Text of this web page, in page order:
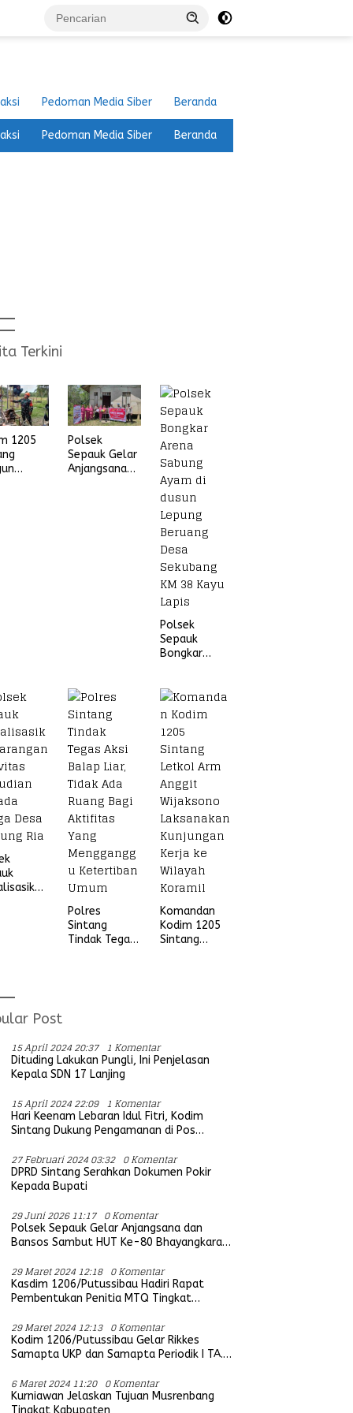
Pedoman Media Siber Beranda
Pedoman Media Siber Beranda
Terkini
1205
Polsek
Sepauk Gelar
Anjangsana
Polsek
Sepauk
Bongkar
dusun Lepung
Beruang Desa
38 Kayu Lapis
Polres
Sintang
Tindak Tegas
Umum
Komandan
Kodim 1205
Sintang
Koramil
Post
15 April 2024 20:37 1 Komentar
Dituding Lakukan Pungli, Ini Penjelasan
Kepala SDN 17 Lanjing
15 April 2024 22:09 1 Komentar
Hari Keenam Lebaran Idul Fitri, Kodim
Sintang Dukung Pengamanan di Pos
27 Februari 2024 03:32 0 Komentar
DPRD Sintang Serahkan Dokumen Pokir
Kepada Bupati
29 Juni 2026 11:17 0 Komentar
Polsek Sepauk Gelar Anjangsana dan
Bansos Sambut HUT Ke-80 Bhayangkara
29 Maret 2024 12:18 0 Komentar
Kasdim 1206/Putussibau Hadiri Rapat
Pembentukan Penitia MTQ Tingkat
29 Maret 2024 12:13 0 Komentar
Kodim 1206/Putussibau Gelar Rikkes
Samapta UKP dan Samapta Periodik I TA.
6 Maret 2024 11:20 0 Komentar
Kurniawan Jelaskan Tujuan Musrenbang
Tingkat Kabupaten